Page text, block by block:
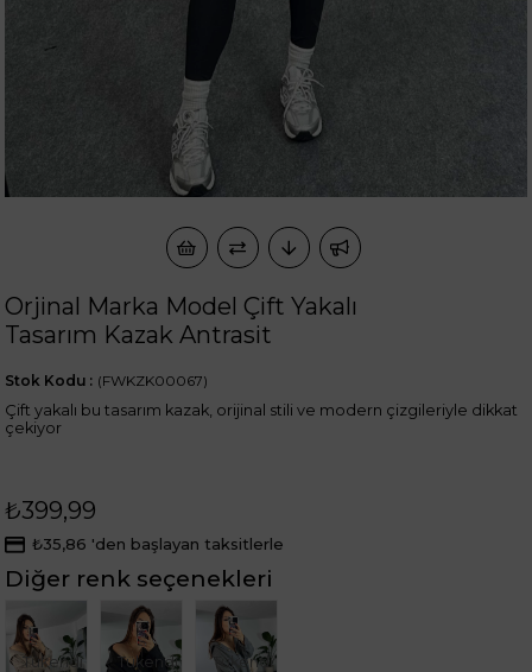
Orjinal Marka Model Çift Yakalı
Tasarım Kazak Antrasit
(FWKZK00067)
Stok Kodu
Çift yakalı bu tasarım kazak, orijinal stili ve modern çizgileriyle dikkat
çekiyor
₺399,99
₺35,86 'den başlayan taksitlerle
Diğer renk seçenekleri
Tükendi Tükendi Tükendi